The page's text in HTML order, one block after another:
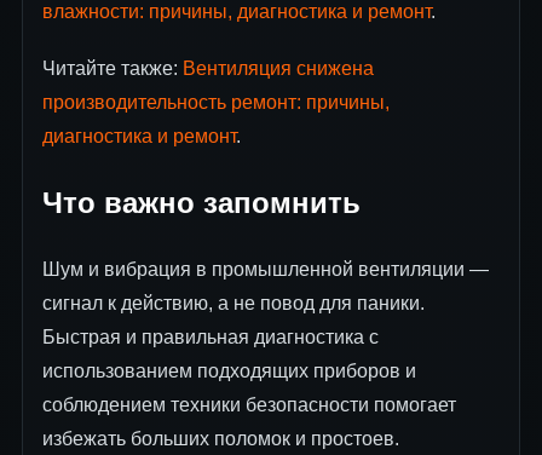
влажности: причины, диагностика и ремонт.
Читайте также: Вентиляция снижена
производительность ремонт: причины,
диагностика и ремонт.
Что важно запомнить
Шум и вибрация в промышленной вентиляции —
сигнал к действию, а не повод для паники.
Быстрая и правильная диагностика с
использованием подходящих приборов и
соблюдением техники безопасности помогает
избежать больших поломок и простоев.